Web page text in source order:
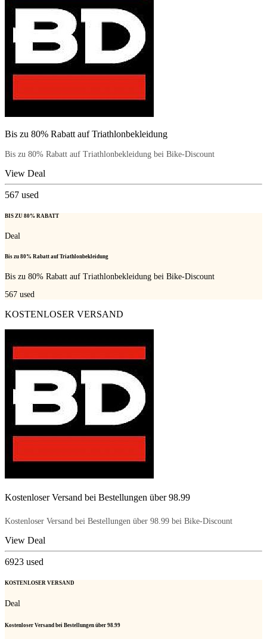
Bis zu 80% Rabatt auf Triathlonbekleidung
Bis zu 80% Rabatt auf Triathlonbekleidung bei Bike-Discount
View Deal
567 used
BIS ZU 80% RABATT
Deal
Bis zu 80% Rabatt auf Triathlonbekleidung
Bis zu 80% Rabatt auf Triathlonbekleidung bei Bike-Discount
567 used
KOSTENLOSER VERSAND
Kostenloser Versand bei Bestellungen über 98.99
Kostenloser Versand bei Bestellungen über 98.99 bei Bike-Discount
View Deal
6923 used
KOSTENLOSER VERSAND
Deal
Kostenloser Versand bei Bestellungen über 98.99